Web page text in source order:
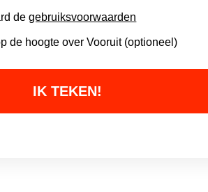
degebruiksvoorwaarden
de hoogte over Vooruit (optioneel)